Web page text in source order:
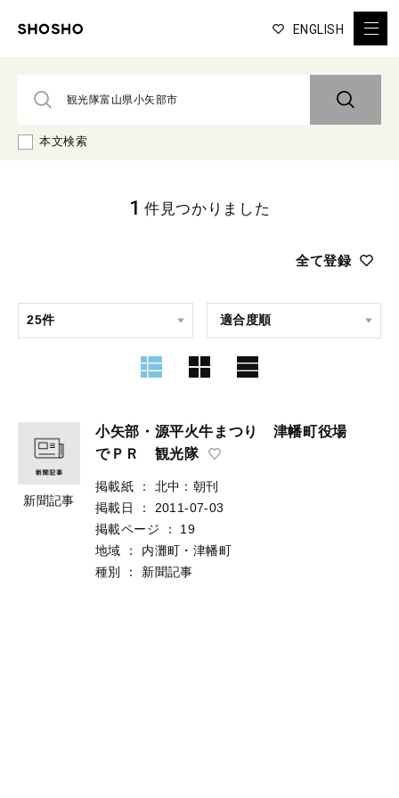
ENGLISH
本文検索
全て登録
1 件見つかりました
新聞記事
小矢部・源平火牛まつり 津幡町役場
でＰＲ 観光隊
掲載紙 ：
北中：朝刊
掲載日
：
2011-07-03
掲載ページ
：
19
地域
：
内灘町・津幡町
種別
： 新聞記事